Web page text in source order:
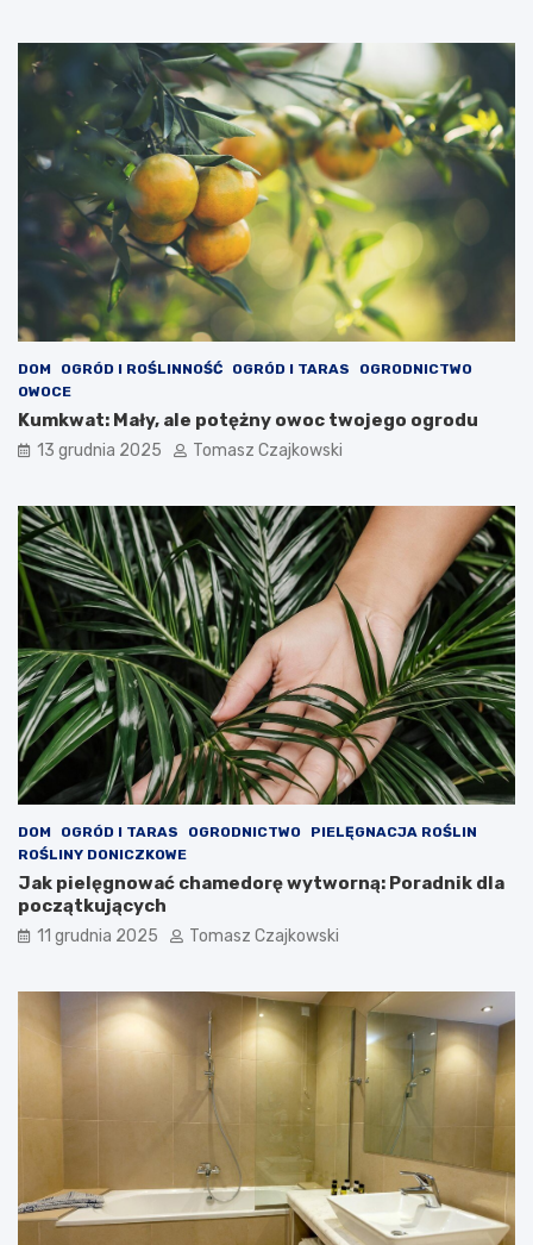
DOM OGRÓD I ROŚLINNOŚĆ OGRÓD I TARAS
OGRODNICTWO
OWOCE
Kumkwat: Mały, ale potężny owoc twojego ogrodu
13 grudnia 2025 Tomasz Czajkowski
DOM OGRÓD I TARAS OGRODNICTWO
PIELĘGNACJA ROŚLIN
ROŚLINY DONICZKOWE
Jak pielęgnować chamedorę wytworną: Poradnik dla
początkujących
11 grudnia 2025 Tomasz Czajkowski